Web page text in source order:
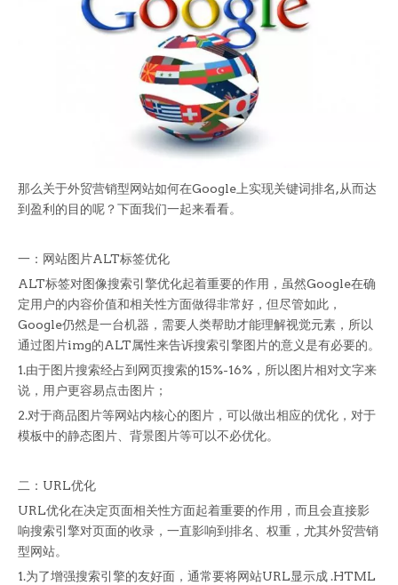
那么关于外贸营销型网站如何在Google上实现关键词排名,从而达
到盈利的目的呢？下面我们一起来看看。
一：网站图片ALT标签优化
ALT标签对图像搜索引擎优化起着重要的作用，虽然Google在确
定用户的内容价值和相关性方面做得非常好，但尽管如此，
Google仍然是一台机器，需要人类帮助才能理解视觉元素，所以
通过图片img的ALT属性来告诉搜索引擎图片的意义是有必要的。
1.由于图片搜索经占到网页搜索的15%-16%，所以图片相对文字来
说，用户更容易点击图片；
2.对于商品图片等网站内核心的图片，可以做出相应的优化，对于
模板中的静态图片、背景图片等可以不必优化。
二：URL优化
URL优化在决定页面相关性方面起着重要的作用，而且会直接影
响搜索引擎对页面的收录，一直影响到排名、权重，尤其外贸营销
型网站。
1.为了增强搜索引擎的友好面，通常要将网站URL显示成 .HTML